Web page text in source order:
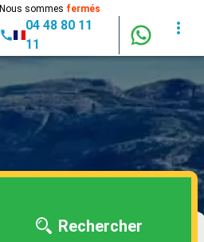
Nous sommes fermés
04 48 80 11
11
Rechercher